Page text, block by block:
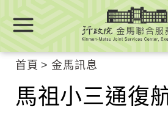
要
首頁 金馬訊息
馬祖小三通復